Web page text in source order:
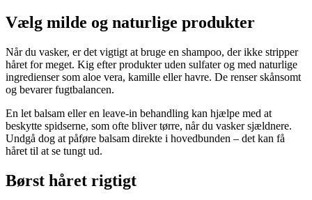
Vælg milde og naturlige produkter
Når du vasker, er det vigtigt at bruge en shampoo, der ikke stripper
håret for meget. Kig efter produkter uden sulfater og med naturlige
ingredienser som aloe vera, kamille eller havre. De renser skånsomt
og bevarer fugtbalancen.
En let balsam eller en leave-in behandling kan hjælpe med at
beskytte spidserne, som ofte bliver tørre, når du vasker sjældnere.
Undgå dog at påføre balsam direkte i hovedbunden – det kan få
håret til at se tungt ud.
Børst håret rigtigt